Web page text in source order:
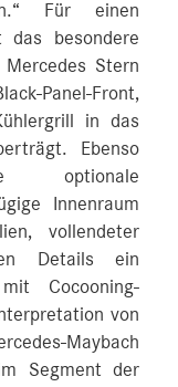
Für einen
das besondere
Stern
Panel-Front,
in das
Ebenso
optionale
Innenraum
vollendeter
Details ein
Cocooning-
von
Maybach
Segment der